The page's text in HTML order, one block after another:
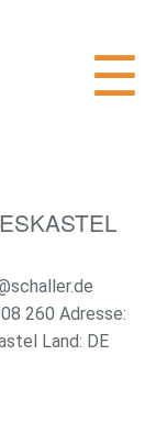
260 Adresse:
Land: DE